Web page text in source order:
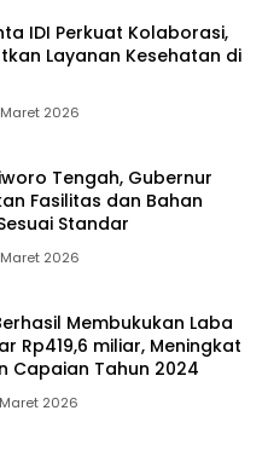
IDI Perkuat Kolaborasi,
Layanan Kesehatan di
Maret 2026
Tengah, Gubernur
Fasilitas dan Bahan
Standar
Maret 2026
Membukukan Laba
Rp419,6 miliar, Meningkat
Capaian Tahun 2024
Maret 2026